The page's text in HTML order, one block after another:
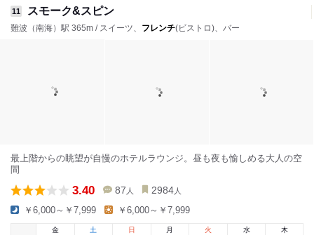
11 スモーク&スピン
難波（南海）駅 365m / スイーツ、 フレンチ(ビストロ)、バー
最上階からの眺望が自慢のホテルラウンジ。昼も夜も愉しめる大人の空
間
3.40 87 人 2984 人
￥6,000～￥7,999 ￥6,000～￥7,999
金
土 日 月 火 水 木